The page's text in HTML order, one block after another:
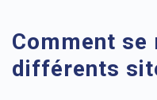
Comment se
différents